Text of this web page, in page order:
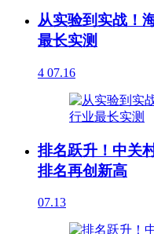
从实验到实战！
最长实测
4 07.16
排名跃升！中关
排名再创新高
07.13